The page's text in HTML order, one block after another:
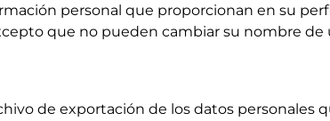
personal que proporcionan en su
que no pueden cambiar su nombre de
de exportación de los datos personales